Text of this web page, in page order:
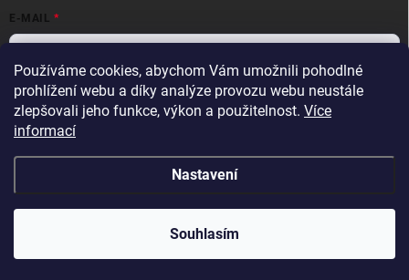
Používáme cookies, abychom Vám umožnili pohodlné
prohlížení webu a díky analýze provozu webu neustále
zlepšovali jeho funkce, výkon a použitelnost. Více
informací
Nastavení
Souhlasím
E-MAIL
Vložením e-mailu souhlasíte spodmínkami ochrany osobních údajů
Přihlásit se
Bylinná lékárna . Všechna práva vyhrazena.